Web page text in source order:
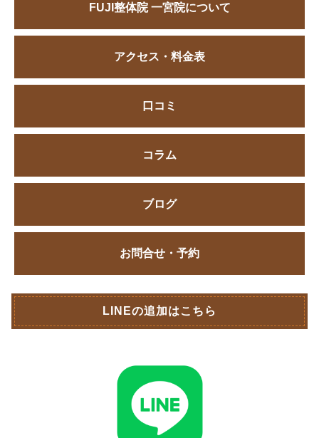
FUJI整体院 一宮院について
アクセス・料金表
口コミ
コラム
ブログ
お問合せ・予約
LINEの追加はこちら